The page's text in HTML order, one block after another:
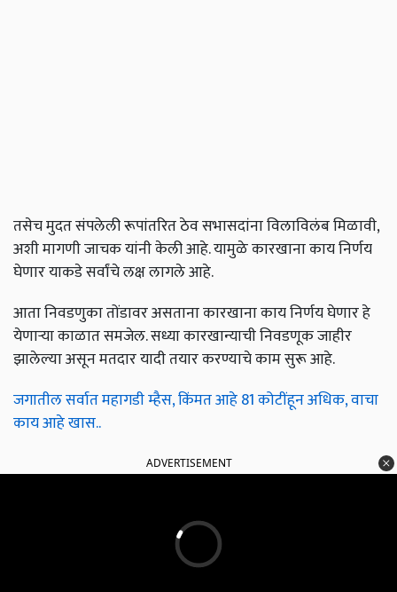
तसेच मुदत संपलेली रूपांतरित ठेव सभासदांना विलाविलंब मिळावी,
अशी मागणी जाचक यांनी केली आहे. यामुळे कारखाना काय निर्णय
घेणार याकडे सर्वांचे लक्ष लागले आहे.
आता निवडणुका तोंडावर असताना कारखाना काय निर्णय घेणार हे
येणाऱ्या काळात समजेल. सध्या कारखान्याची निवडणूक जाहीर
झालेल्या असून मतदार यादी तयार करण्याचे काम सुरू आहे.
जगातील सर्वात महागडी म्हैस, किंमत आहे 81 कोटींहून अधिक, वाचा
काय आहे खास..
ADVERTISEMENT